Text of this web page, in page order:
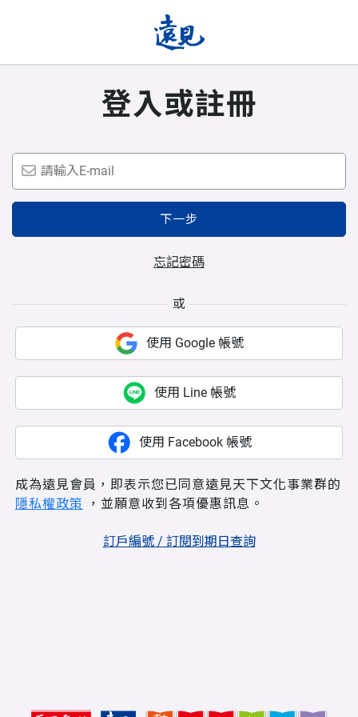
登入或註冊
下一步
忘記密碼
或
使用 Google 帳號
使用 Line 帳號
使用 Facebook 帳號
成為遠見會員，即表示您已同意遠見天下文化事業群的
隱私權政策 ，並願意收到各項優惠訊息。
訂戶編號 / 訂閱到期日查詢